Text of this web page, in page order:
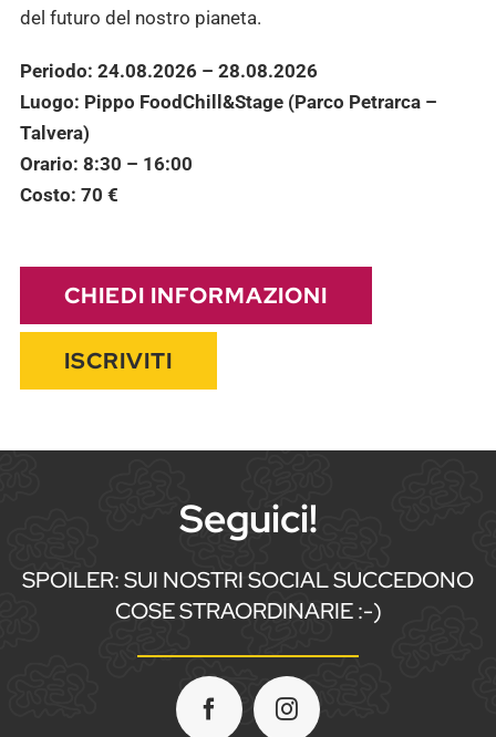
del futuro del nostro pianeta.
Periodo: 24.08.2026 – 28.08.2026
Luogo: Pippo FoodChill&Stage (Parco Petrarca –
Talvera)
Orario: 8:30 – 16:00
Costo: 70 €
CHIEDI INFORMAZIONI
ISCRIVITI
Seguici!
SPOILER: SUI NOSTRI SOCIAL SUCCEDONO
COSE STRAORDINARIE :-)